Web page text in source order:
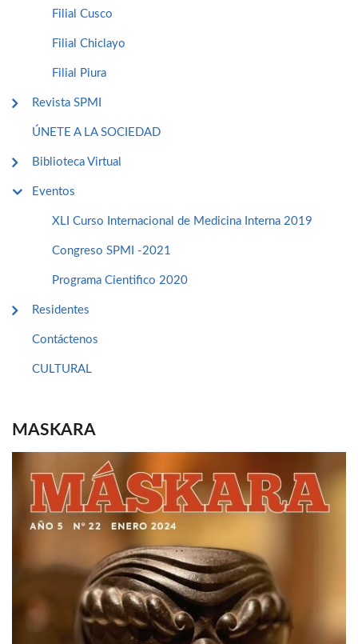
Filial Cusco
Filial Chiclayo
Filial Piura
Revista SPMI
ÚNETE A LA SOCIEDAD
Biblioteca Virtual
Eventos
XLI Curso Internacional de Medicina Interna 2019
Congreso SPMI -2021
Programa Cientifico 2020
Residentes
Contáctenos
CULTURAL
MASKARA